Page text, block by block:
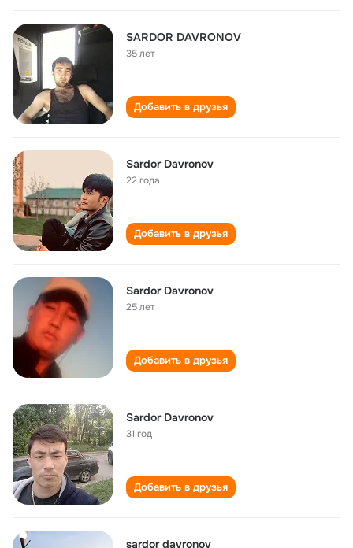
SARDOR DAVRONOV
35 лет
Добавить в друзья
Sardor Davronov
22 года
Добавить в друзья
Sardor Davronov
25 лет
Добавить в друзья
Sardor Davronov
31 год
Добавить в друзья
sardor davronov